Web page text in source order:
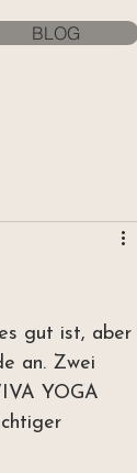
BLOG
gut ist, aber
an. Zwei
YOGA